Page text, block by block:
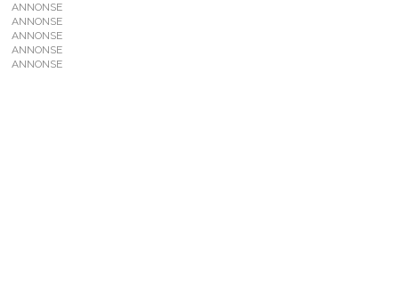
ANNONSE
ANNONSE
ANNONSE
ANNONSE
ANNONSE